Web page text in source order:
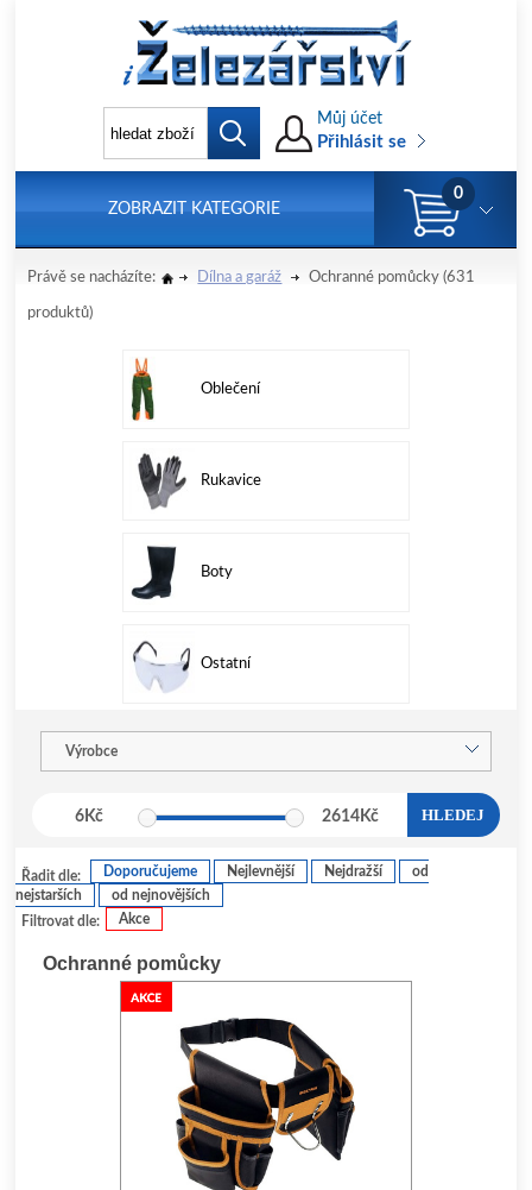
Můj účet
Přihlásit se
ZOBRAZIT KATEGORIE
0
Právě se nacházíte: Dílna a garáž Ochranné pomůcky (631
produktů)
Oblečení
Rukavice
Boty
Ostatní
Výrobce
6Kč 2614 Kč HLEDEJ
Filtrovat dle: Akce
Řadit dle: Doporučujeme Nejlevnější Nejdražší
od
nejstarších
od nejnovějších
Ochranné pomůcky